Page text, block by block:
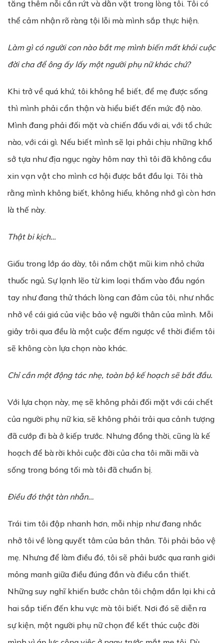
tăng thêm nỗi cắn rứt và dằn vặt trong lòng tôi. Tôi có
thể cảm nhận rõ ràng tội lỗi mà mình sắp thực hiện.
Làm gì có người con nào bắt mẹ mình biến mất khỏi cuộc
đời cha để ông ấy lấy một người phụ nữ khác chứ?
Khi trở về quá khứ, tôi không hề biết, để mẹ được sống
thì mình phải cẩn thận và hiểu biết đến mức độ nào.
Mình đang phải đối mặt và chiến đấu với ai, với tổ chức
nào, với cái gì. Nếu biết mình sẽ lại phải chịu những khổ
sở tựa như địa ngục ngày hôm nay thì tôi đã không cầu
xin vạn vật cho mình cơ hội được bắt đầu lại. Tôi thà
rằng mình không biết, không hiểu, không nhớ gì còn hơn
là thế này.
Thật bi kịch…
Giấu trong lớp áo dày, tôi nắm chặt mũi kim nhỏ chứa
thuốc ngủ. Sự lạnh lẽo từ kim loại thấm vào đầu ngón
tay như đang thử thách lòng can đảm của tôi, như nhắc
nhở về cái giá của việc bảo vệ người thân của mình. Mỗi
giây trôi qua đều là một cuộc đếm ngược về thời điểm tôi
sẽ không còn lựa chọn nào khác.
Chỉ cần một động tác nhẹ, toàn bộ kế hoạch sẽ bắt đầu.
Với lựa chọn này, mẹ sẽ không phải đối mặt với cái chết
của người phụ nữ kia, sẽ không phải trải qua cảnh tượng
đã cướp đi bà ở kiếp trước. Nhưng đồng thời, cũng là kế
hoạch để bà rời khỏi cuộc đời của cha tôi mãi mãi và
sống trong bóng tối mà tôi đã chuẩn bị.
Điều đó thật tàn nhẫn…
Trái tim tôi đập nhanh hơn, mỗi nhịp như đang nhắc
nhở tôi về lòng quyết tâm của bản thân. Tôi phải bảo vệ
mẹ. Nhưng để làm điều đó, tôi sẽ phải bước qua ranh giới
mỏng manh giữa điều đúng đắn và điều cần thiết.
Những suy nghĩ khiến bước chân tôi chậm dần lại khi cả
hai sắp tiến đến khu vực mà tôi biết. Nơi đó sẽ diễn ra
sự kiện, một người phụ nữ chọn để kết thúc cuộc đời